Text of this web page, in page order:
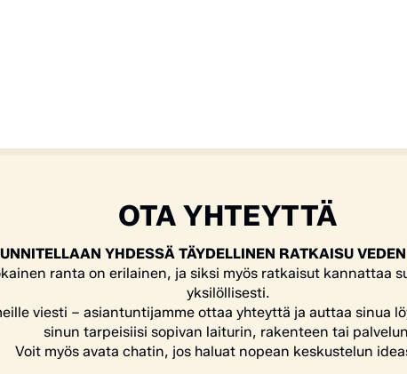
OTA YHTEYTTÄ
YHDESSÄ TÄYDELLINEN RATKAISU
ranta on erilainen, ja siksi myös ratkaisut kannattaa
yksilöllisesti.
viesti – asiantuntijamme ottaa yhteyttä ja auttaa sinua
sinun tarpeisiisi sopivan laiturin, rakenteen tai
Voit myös avata chatin, jos haluat nopean keskustelun